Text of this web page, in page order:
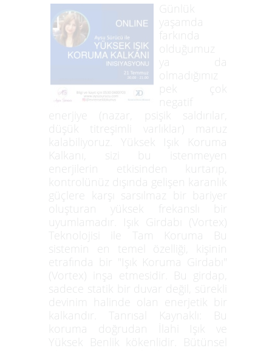
Günlük
yaşamda
farkında
olduğumuz
ya da
olmadığımız
pek çok
negatif
enerjiye (nazar, psişik saldırılar,
düşük titreşimli varlıklar) maruz
kalabiliyoruz. Yüksek Işık Koruma
Kalkanı, sizi bu istenmeyen
enerjilerin etkisinden kurtarıp,
kontrolünüz dışında gelişen karanlık
güçlere karşı sarsılmaz bir bariyer
oluşturan yüksek frekanslı bir
uyumlamadır. Işık Girdabı (Vortex)
Teknolojisi ile Tam Koruma Bu
sistemin en temel özelliği, kişinin
etrafında bir "Işık Koruma Girdabı"
(Vortex) inşa etmesidir. Bu girdap,
sadece statik bir duvar değil, sürekli
devinim halinde olan enerjetik bir
kalkandır. Tanrısal Kaynaklı: Bu
koruma doğrudan İlahi Işık ve
Yüksek Benlik kökenlidir. Bütünsel